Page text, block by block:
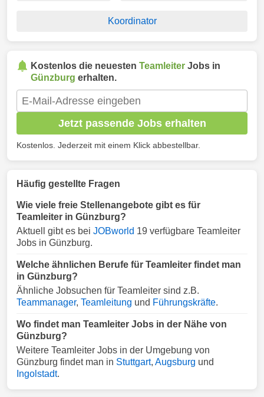
Koordinator
Kostenlos die neuesten Teamleiter Jobs in
Günzburg erhalten.
Jetzt passende Jobs erhalten
Kostenlos. Jederzeit mit einem Klick abbestellbar.
Häufig gestellte Fragen
Wie viele freie Stellenangebote gibt es für
Teamleiter in Günzburg?
Aktuell gibt es bei JOBworld 19 verfügbare Teamleiter
Jobs in Günzburg.
Welche ähnlichen Berufe für Teamleiter findet man
in Günzburg?
Ähnliche Jobsuchen für Teamleiter sind z.B.
Teammanager, Teamleitung und Führungskräfte.
Wo findet man Teamleiter Jobs in der Nähe von
Günzburg?
Weitere Teamleiter Jobs in der Umgebung von
Günzburg findet man in Stuttgart, Augsburg und
Ingolstadt.